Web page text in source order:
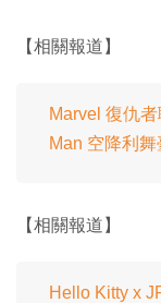
【相關報道】
Marvel 復仇
Man 空降利舞
【相關報道】
Hello Kitty x